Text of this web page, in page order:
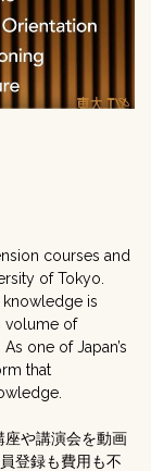
courses and
of Tokyo.
knowledge is
volume of
one of Japan’s
that
や講演会を動画
登録も費用も不